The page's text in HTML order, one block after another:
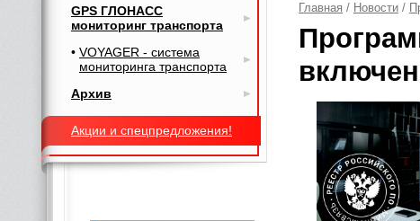
Главная / Новости /
GPS ГЛОНАСС
мониторинг транспорта
VOYAGER - система
мониторинга транспорта
Архив
Акции и спецпредложения!